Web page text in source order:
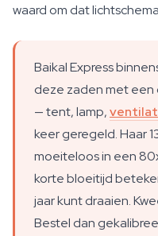
waard om dat
Baikal Express
deze zaden met
— tent, lamp,
keer geregeld. Haar
moeiteloos in een
korte bloeitijd
jaar kunt draaien.
Bestel dan